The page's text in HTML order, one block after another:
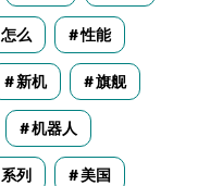
怎么 性能
新机 旗舰
机器人
系列 美国